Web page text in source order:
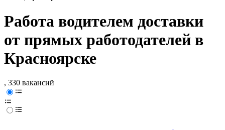
Работа водителем доставки
от прямых работодателей в
Красноярске
, 330 вакансий